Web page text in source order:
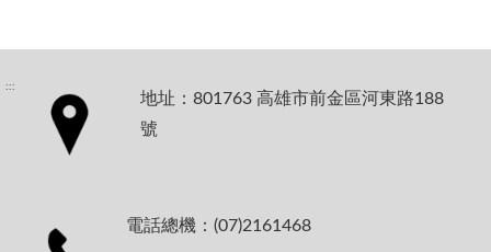
:::
地址：801763 高雄市前金區河東路188
號
電話總機：(07)2161468